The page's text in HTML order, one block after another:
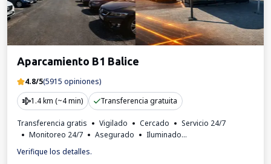
Aparcamiento B1 Balice
4.8/5(5915 opiniones)
1.4 km (~4 min)
Transferencia gratuita
Transferencia gratis Vigilado Cercado
Servicio 24/7
Monitoreo 24/7
Asegurado
Iluminado
Para los turismos
Factura IVA
Verifique los detalles.